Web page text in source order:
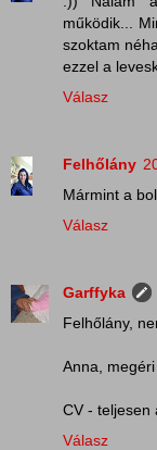
működik...
szoktam
ezzel a
Válasz
Felhőlány
Mármint a
Válasz
Garffyka
Felhőlány,
Anna,
CV - teljesen
Válasz